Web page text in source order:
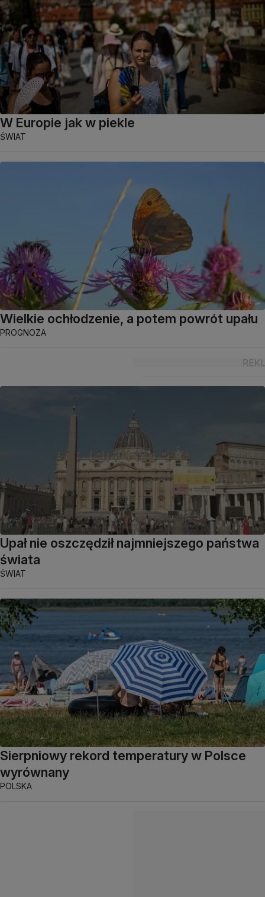
W Europie jak w piekle
ŚWIAT
Wielkie ochłodzenie, a potem powrót upału
PROGNOZA
Upał nie oszczędził najmniejszego państwa
świata
ŚWIAT
Sierpniowy rekord temperatury w Polsce
wyrównany
POLSKA